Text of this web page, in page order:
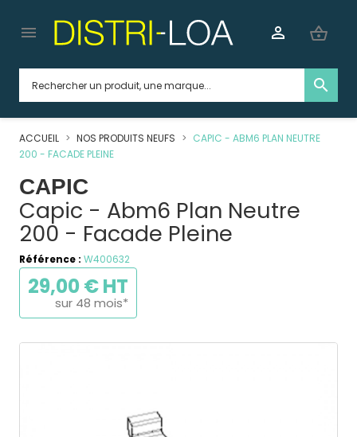
search
 shopping_basket

ACCUEIL NOS PRODUITS NEUFS
CAPIC - ABM6 PLAN NEUTRE
200 - FACADE PLEINE
CAPIC
Capic - Abm6 Plan Neutre
200 - Facade Pleine
Référence : W400632
29,00 € HT
sur 48 mois*